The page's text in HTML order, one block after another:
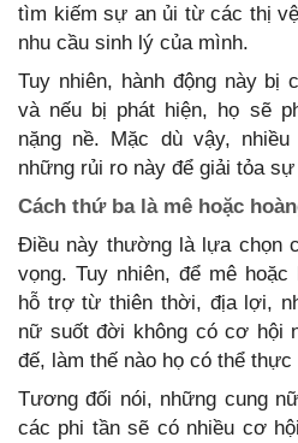
tìm kiếm sự an ủi từ các thị
nhu cầu sinh lý của mình.
Tuy nhiên, hành động này bị
và nếu bị phát hiện, họ sẽ
nặng nề. Mặc dù vậy,
những rủi ro này để giải tỏa
Cách thứ ba là mê hoặc
Điều này thường là lựa chọn
vọng. Tuy nhiên, để mê
hỗ trợ từ thiên thời, địa lợi,
nữ suốt đời không có cơ hội
đế, làm thế nào họ có thể
Tương đối nói, những cung
các phi tần sẽ có nhiều cơ